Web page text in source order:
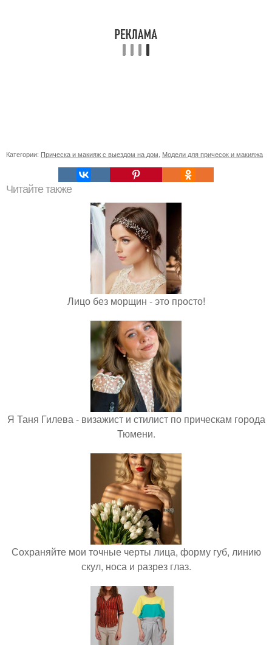
Категории: Прическа и макияж с выездом на дом Модели для причесок и макияжа
Читайте также
Лицо без морщин - это просто!
Я Таня Гилева - визажист и стилист по прическам города
Тюмени.
Сохраняйте мои точные черты лица, форму губ, линию
скул, носа и разрез глаз.